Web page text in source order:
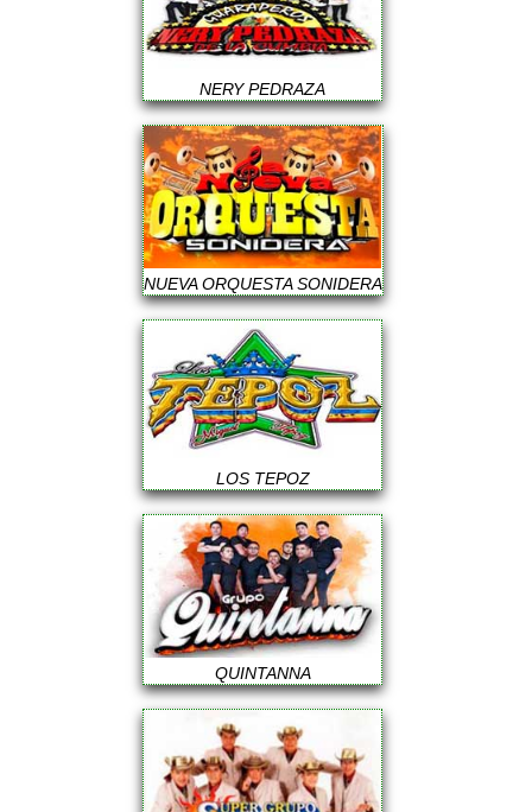
NERY PEDRAZA
NUEVA ORQUESTA SONIDERA
LOS TEPOZ
QUINTANNA